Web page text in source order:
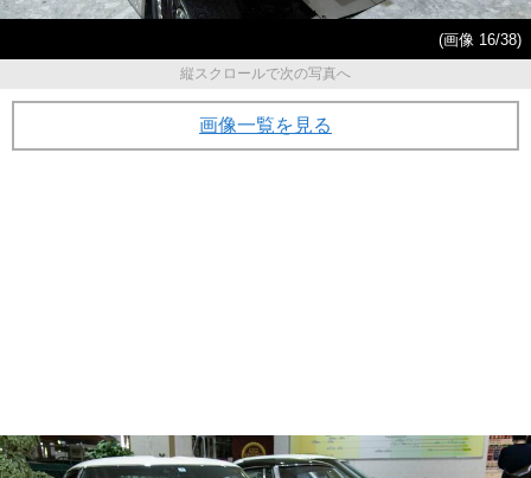
(画像 16/38)
縦スクロールで次の写真へ
画像一覧を見る